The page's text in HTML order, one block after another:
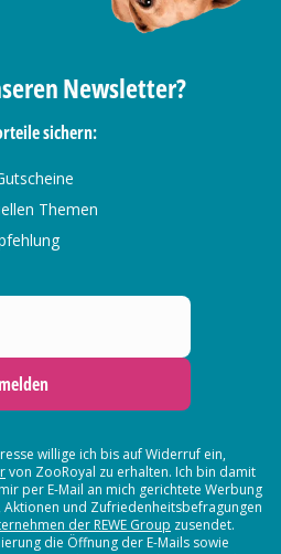
Newsletter?
sichern:
Themen
willige ich bis auf Widerruf ein,
von ZooRoyal zu erhalten. Ich bin damit
per E-Mail an mich gerichtete Werbung
Aktionen und Zufriedenheitsbefragungen
der REWE Group zusendet.
die Öffnung der E-Mails sowie